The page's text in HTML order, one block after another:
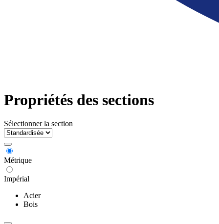
Propriétés des sections
Sélectionner la section
Métrique
Impérial
Acier
Bois